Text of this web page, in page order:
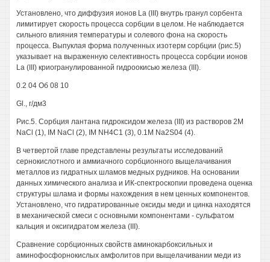
Установлено, что диффузия ионов La (III) внутрь гранул сорбента
лимитирует скорость процесса сорбции в целом. Не наблюдается
сильного влияния температуры и солевого фона на скорость
процесса. Выпуклая форма полученных изотерм сорбции (рис.5)
указывает на выраженную селективность процесса сорбции ионов
La (III) криогранулированной гидроокисью железа (III).
0.2 04 Об 08 10
Gl., г/дм3
Рис.5. Сорбция лантана гидроксидом железа (III) из растворов 2М
NaCl (1), IM NaCl (2), IM NH4C1 (3), 0.1M Na2S04 (4).
В четвертой главе представлены результаты исследований
сернокислотного и аммиачного сорбционного выщелачивания
металлов из гидратных шламов медных рудников. На основании
данных химического анализа и ИК-спектроскопии проведена оценка
структуры шлама и формы нахождения в нем ценных компонентов.
Установлено, что гидратированные оксиды меди и цинка находятся
в механической смеси с основными компонентами - сульфатом
кальция и оксигидратом железа (III).
Сравнение сорбционных свойств аминокарбоксильных и
аминофосфорнокислых амфолитов при выщелачивании меди из